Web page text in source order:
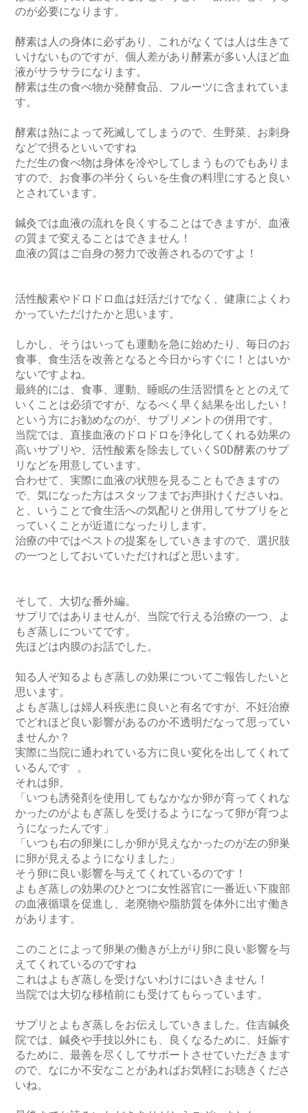
のが必要になります。
酵素は人の身体に必ずあり、これがなくては人は生きて
いけないものですが、個人差があり酵素が多い人ほど血
液がサラサラになります。
酵素は生の食べ物か発酵食品、フルーツに含まれていま
す。
酵素は熱によって死滅してしまうので、生野菜、お刺身
などで摂るといいですね
ただ生の食べ物は身体を冷やしてしまうものでもありま
すので、お食事の半分くらいを生食の料理にすると良い
とされています。
鍼灸では血液の流れを良くすることはできますが、血液
の質まで変えることはできません！
血液の質はご自身の努力で改善されるのですよ！
活性酸素やドロドロ血は妊活だけでなく、健康によくわ
かっていただけたかと思います。
しかし、そうはいっても運動を急に始めたり、毎日のお
食事、食生活を改善となると今日からすぐに！とはいか
ないですよね。
最終的には、食事、運動、睡眠の生活習慣をととのえて
いくことは必須ですが、なるべく早く結果を出したい！
という方にお勧めなのが、サプリメントの併用です。
当院では、直接血液のドロドロを浄化してくれる効果の
高いサプリや、活性酸素を除去していくSOD酵素のサプ
リなどを用意しています。
合わせて、実際に血液の状態を見ることもできますの
で、気になった方はスタッフまでお声掛けくださいね。
と、いうことで食生活への気配りと併用してサプリをと
っていくことが近道になったりします。
治療の中ではベストの提案をしていきますので、選択肢
の一つとしておいていただければと思います。
そして、大切な番外編。
サプリではありませんが、当院で行える治療の一つ、よ
もぎ蒸しについてです。
先ほどは内膜のお話でした。
知る人ぞ知るよもぎ蒸しの効果についてご報告したいと
思います。
よもぎ蒸しは婦人科疾患に良いと有名ですが、不妊治療
でどれほど良い影響があるのか不透明だなって思ってい
ませんか？
実際に当院に通われている方に良い変化を出してくれて
いるんです 。
それは卵。
「いつも誘発剤を使用してもなかなか卵が育ってくれな
かったのがよもぎ蒸しを受けるようになって卵が育つよ
うになったんです」
「いつも右の卵巣にしか卵が見えなかったのが左の卵巣
に卵が見えるようになりました」
そう卵に良い影響を与えてくれているのです！
よもぎ蒸しの効果のひとつに女性器官に一番近い下腹部
の血液循環を促進し、老廃物や脂肪質を体外に出す働き
があります。
このことによって卵巣の働きが上がり卵に良い影響を与
えてくれているのですね
これはよもぎ蒸しを受けないわけにはいきません！
当院では大切な移植前にも受けてもらっています。
サプリとよもぎ蒸しをお伝えしていきました。住吉鍼灸
院では、鍼灸や手技以外にも、良くなるために、妊娠す
るために、最善を尽くしてサポートさせていただきます
ので、なにか不安なことがあればお気軽にお聴きくださ
いね。